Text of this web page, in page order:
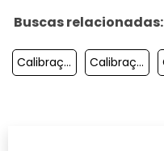
Buscas relacionadas:
Calibração De Balanças Inmetro Calibração De Balanças Rodoviárias